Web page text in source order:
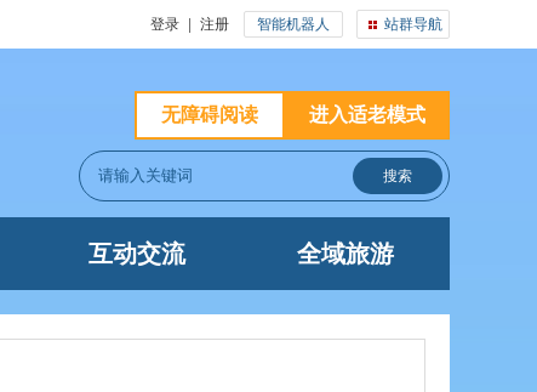
站群导航
登录 注册 智能机器人
进入适老模式
无障碍阅读
互动交流 全域旅游